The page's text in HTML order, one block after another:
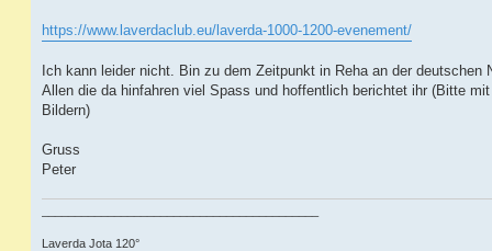
https://www.laverdaclub.eu/laverda-1000-1200-evenement/
Ich kann leider nicht. Bin zu dem Zeitpunkt in Reha an der deutschen
Allen die da hinfahren viel Spass und hoffentlich berichtet ihr (Bitte
Bildern)
Gruss
Peter
Laverda Jota 120°